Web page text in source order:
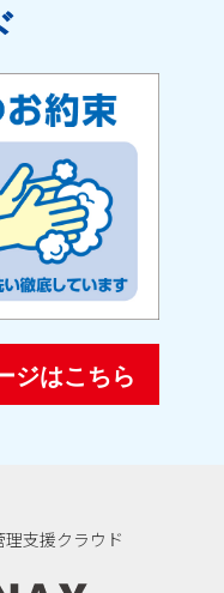
ジはこちら
支援クラウド